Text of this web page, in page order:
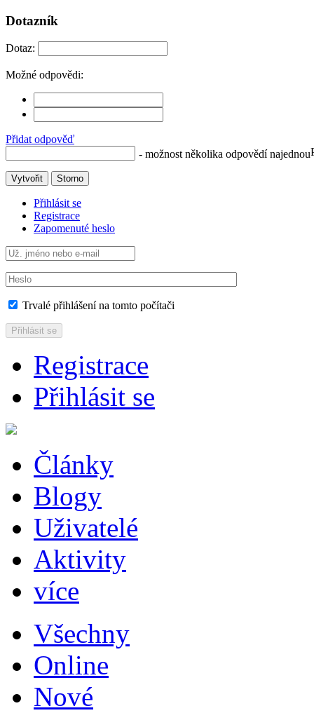
Dotazník
Dotaz:
Možné odpovědi:
Přidat odpověď
- možnost několika odpovědí najednou
Vytvořit Storno
Přihlásit se
Registrace
Zapomenuté heslo
Trvalé přihlášení na tomto počítači
Přihlásit se
Registrace
Přihlásit se
Články
Blogy
Uživatelé
Aktivity
více
Všechny
Online
Nové